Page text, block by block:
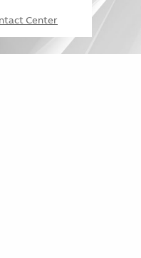
Center